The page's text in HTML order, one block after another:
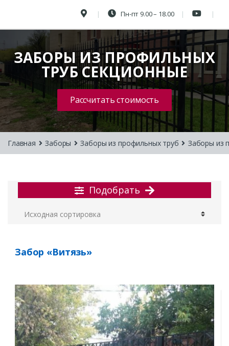
Пн-пт 9.00 – 18.00
ЗАБОРЫ ИЗ ПРОФИЛЬНЫХ
ТРУБ СЕКЦИОННЫЕ
Рассчитать стоимость
Главная Заборы Заборы из профильных труб Заборы из
Подобрать
Забор «Витязь»